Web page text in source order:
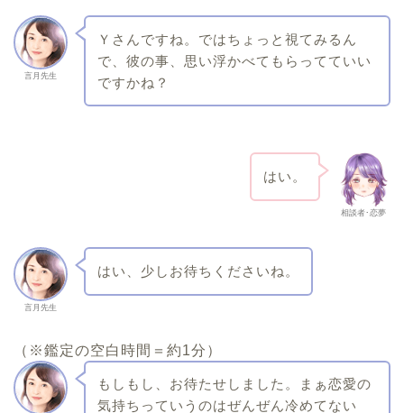
言月先生
Ｙさんですね。ではちょっと視てみるん
で、彼の事、思い浮かべてもらってていい
ですかね？
相談者･恋夢
はい。
言月先生
はい、少しお待ちくださいね。
（※鑑定の空白時間＝約1分）
もしもし、お待たせしました。まぁ恋愛の
気持ちっていうのはぜんぜん冷めてない